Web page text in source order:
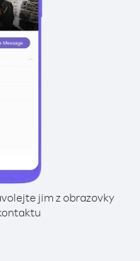
jim z obrazovky